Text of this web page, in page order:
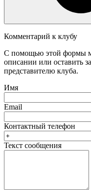
Комментарий к клубу
С помощью этой формы
описании или оставить
представителю клуба.
Имя
Email
Контактный телефон
Текст сообщения